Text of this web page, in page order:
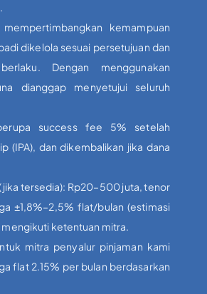
kemampuan
dikelola sesuai persetujuan dan
Dengan menggunakan
dianggap menyetujui seluruh
success fee 5% setelah
(IPA), dan dikembalikan jika dana
tersedia): Rp20–500 juta, tenor
±1,8%–2,5% flat/bulan (estimasi
mengikuti ketentuan mitra.
mitra penyalur pinjaman kami
flat 2.15% per bulan berdasarkan